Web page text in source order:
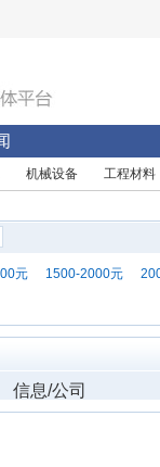
机械设备 工程材料
元 1500-2000元
信息/公司